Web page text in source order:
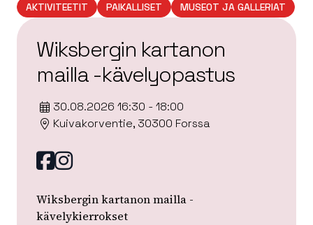
AKTIVITEETIT PAIKALLISET MUSEOT JA GALLERIAT
Wiksbergin kartanon
mailla -kävelyopastus
30.08.2026 16:30 - 18:00
Kuivakorventie, 30300 Forssa
Facebook
instagram
Wiksbergin kartanon mailla -
kävelykierrokset